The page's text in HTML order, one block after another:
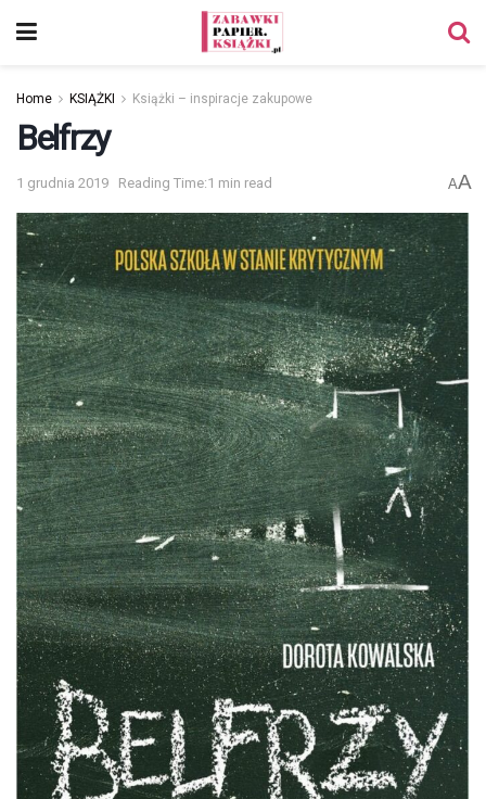
Home KSIĄŻKI Książki – inspiracje zakupowe
Belfrzy
1 grudnia 2019 Reading Time:1 min read AA